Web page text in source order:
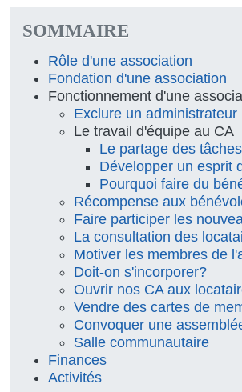
SOMMAIRE
Rôle d'une association
Fondation d'une association
Fonctionnement d'une
Exclure un administrateur
Le travail d'équipe au CA
Le partage des
Développer un esprit
Pourquoi faire du
Récompense aux
Faire participer les
La consultation des
Motiver les membres de
Doit-on s'incorporer?
Ouvrir nos CA aux
Vendre des cartes de
Convoquer une
Salle communautaire
Finances
Activités